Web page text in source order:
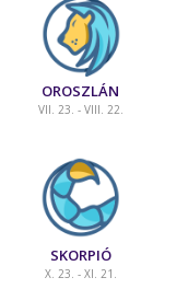
OROSZLÁN
VII. 23. - VIII. 22.
SKORPIÓ
X. 23. - XI. 21.